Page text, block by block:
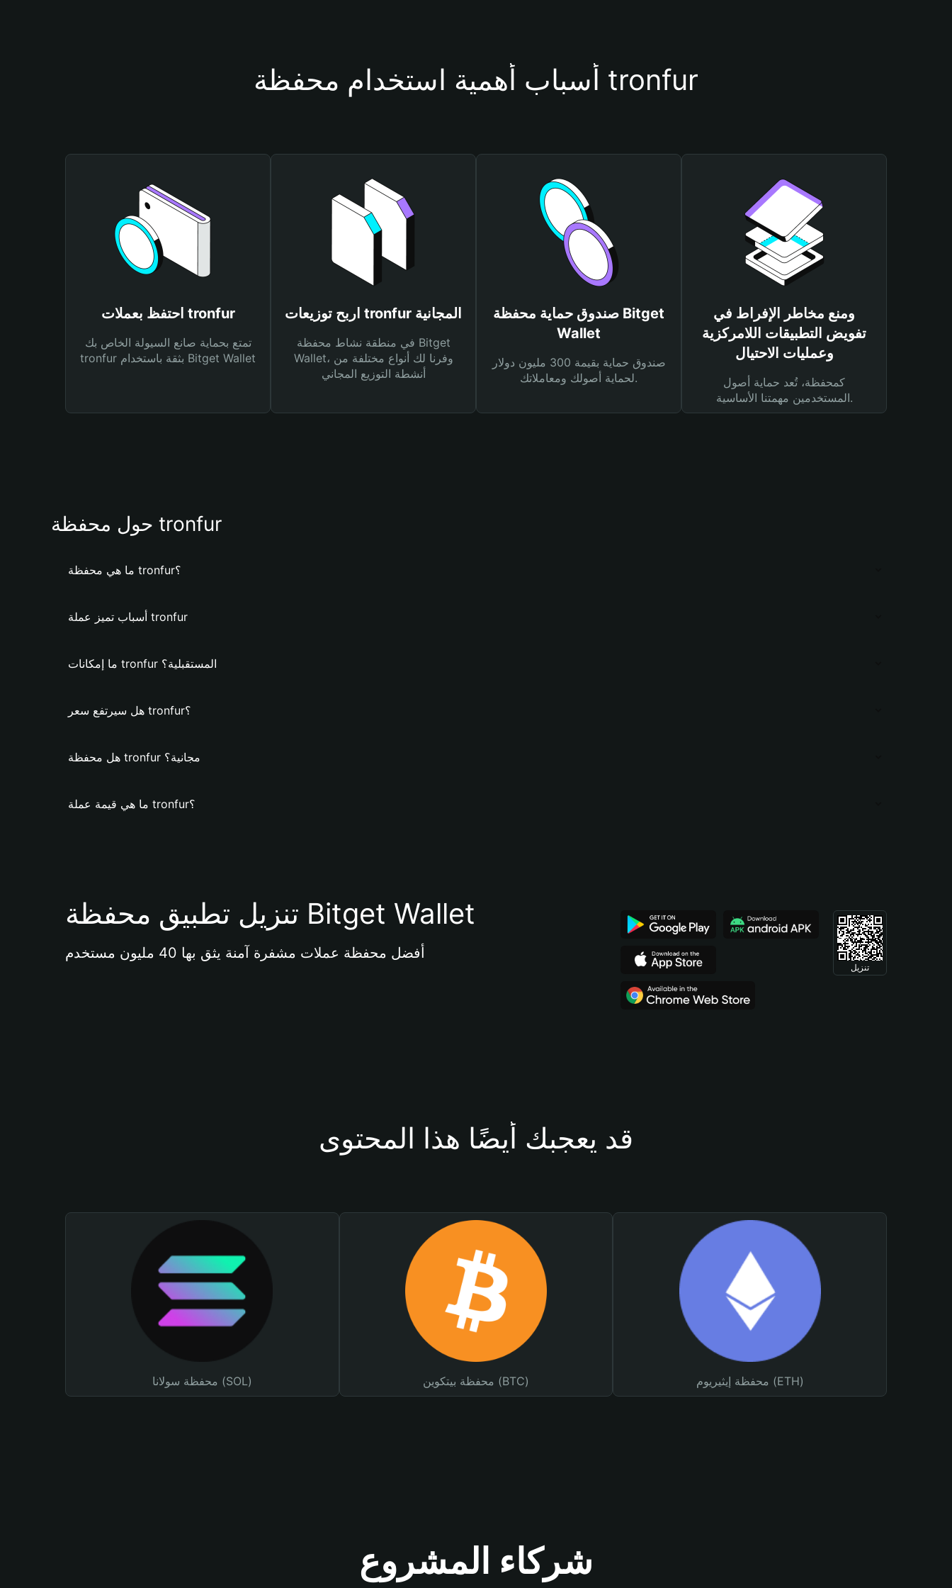
أسباب أهمية استخدام محفظة tronfur
احتفظ بعملات tronfur
تمتع بحماية صانع السيولة الخاص بك
tronfur بثقة باستخدام Bitget Wallet
اربح توزيعات tronfur المجانية
في منطقة نشاط محفظة Bitget
Wallet، وفرنا لك أنواع مختلفة من
أنشطة التوزيع المجاني
صندوق حماية محفظة Bitget
Wallet
صندوق حماية بقيمة 300 مليون دولار
لحماية أصولك ومعاملاتك.
ومنع مخاطر الإفراط في
تفويض التطبيقات اللامركزية
وعمليات الاحتيال
كمحفظة، تُعد حماية أصول
المستخدمين مهمتنا الأساسية.
حول محفظة tronfur
ما هي محفظة tronfur؟
أسباب تميز عملة tronfur
ما إمكانات tronfur المستقبلية؟
هل سيرتفع سعر tronfur؟
هل محفظة tronfur مجانية؟
ما هي قيمة عملة tronfur؟
تنزيل تطبيق محفظة Bitget Wallet
أفضل محفظة عملات مشفرة آمنة يثق بها 40 مليون مستخدم
تنزيل
قد يعجبك أيضًا هذا المحتوى
محفظة سولانا (SOL) محفظة بيتكوين (BTC) محفظة إيثيريوم (ETH)
شركاء المشروع